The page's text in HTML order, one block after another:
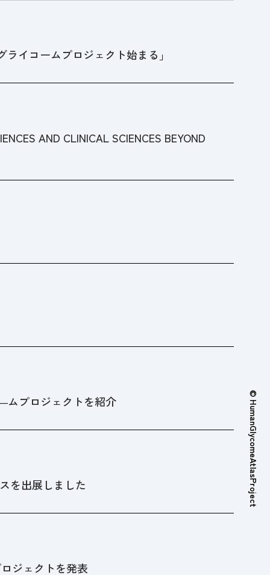
イコームプロジェクト始まる」
AND CLINICAL SCIENCES BEYOND
ムプロジェクトを紹介
を出展しました
ジェクトを発表
© HumanGlycomeAtlasProject